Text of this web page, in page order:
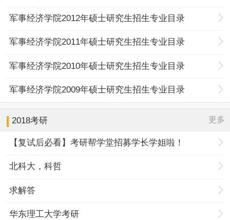
军事经济学院2012年硕士研究生招生专业目录
军事经济学院2011年硕士研究生招生专业目录
军事经济学院2010年硕士研究生招生专业目录
军事经济学院2009年硕士研究生招生专业目录
2018考研 更多
【复试后必看】考研帮学堂招募学长学姐啦！
北科大，科哲
求解答
华东理工大学考研